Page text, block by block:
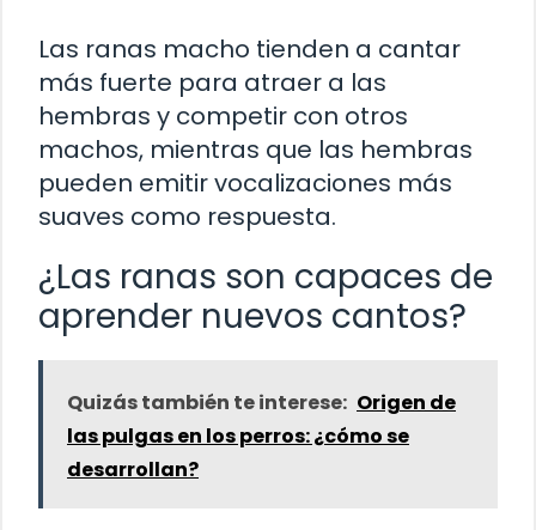
Las ranas macho tienden a cantar
más fuerte para atraer a las
hembras y competir con otros
machos, mientras que las hembras
pueden emitir vocalizaciones más
suaves como respuesta.
¿Las ranas son capaces de
aprender nuevos cantos?
Quizás también te interese: Origen de
las pulgas en los perros: ¿cómo se
desarrollan?